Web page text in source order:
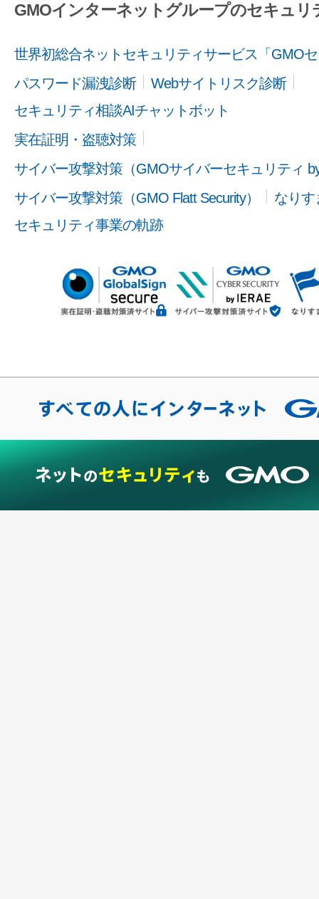
GMOインターネットグループのセキュリ
世界初総合ネットセキュリティサービス「GMO
パスワード漏洩診断
Webサイトリスク診断
セキュリティ相談AIチャットボット
実在証明・盗聴対策
サイバー攻撃対策（GMOサイバーセキュリティ
サイバー攻撃対策（GMO Flatt Security）
なりす
セキュリティ事業の軌跡